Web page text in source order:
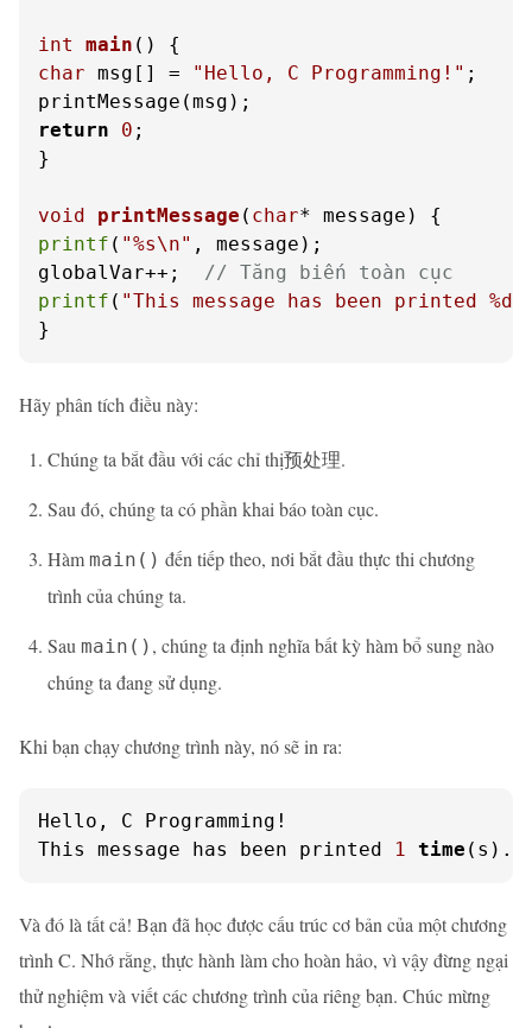
int main ()
char msg[] = "Hello, C Programming!" ;
return
0 ;
}
void printMessage ( char* message)
printf ( "%s\n" , message);
globalVar++; // Tăng biến toàn cục
printf ( "This message has been printed
}
Hãy phân tích điều này:
Chúng ta bắt đầu với các chỉ thị预处理.
Sau đó, chúng ta có phần khai báo toàn cục.
Hàm main() đến tiếp theo, nơi bắt đầu thực thi chương
trình của chúng ta.
Sau main() , chúng ta định nghĩa bất kỳ hàm bổ sung nào
chúng ta đang sử dụng.
Khi bạn chạy chương trình này, nó sẽ in ra:
Hello, C Programming!
This message has been printed
1 time (s).
Và đó là tất cả! Bạn đã học được cấu trúc cơ bản của một chương
trình C. Nhớ rằng, thực hành làm cho hoàn hảo, vì vậy đừng ngại
thử nghiệm và viết các chương trình của riêng bạn. Chúc mừng